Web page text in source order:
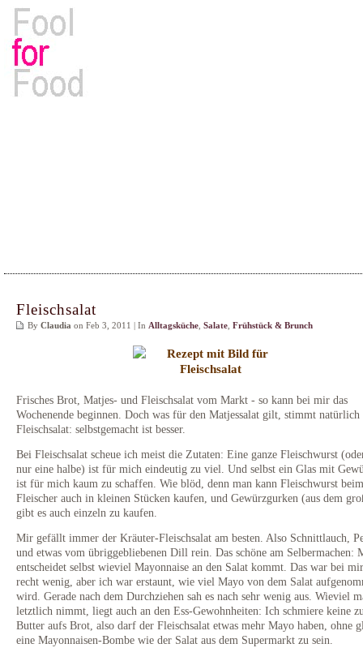
Fleischsalat
By Claudia on Feb 3, 2011 | In Alltagsküche Salate Frühstück & Brunch
Frisches Brot, Matjes- und Fleischsalat vom Markt - so kann bei mir das
Wochenende beginnen. Doch was für den Matjessalat gilt, stimmt
Fleischsalat: selbstgemacht ist besser.
Bei Fleischsalat scheue ich meist die Zutaten: Eine ganze Fleischwurst
nur eine halbe) ist für mich eindeutig zu viel. Und selbst ein Glas mit
ist für mich kaum zu schaffen. Wie blöd, denn man kann Fleischwurst beim
Fleischer auch in kleinen Stücken kaufen, und Gewürzgurken (aus dem
gibt es auch einzeln zu kaufen.
Mir gefällt immer der Kräuter-Fleischsalat am besten. Also Schnittlauch,
und etwas vom übriggebliebenen Dill rein. Das schöne am Selbermachen:
entscheidet selbst wieviel Mayonnaise an den Salat kommt. Das war bei
recht wenig, aber ich war erstaunt, wie viel Mayo von dem Salat
wird. Gerade nach dem Durchziehen sah es nach sehr wenig aus. Wieviel
letztlich nimmt, liegt auch an den Ess-Gewohnheiten: Ich schmiere keine
Butter aufs Brot, also darf der Fleischsalat etwas mehr Mayo haben, ohne
eine Mayonnaisen-Bombe wie der Salat aus dem Supermarkt zu sein.